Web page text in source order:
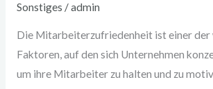
Sonstiges /admin
Die Mitarbeiterzufriedenheit ist einer der
Faktoren, auf den sich Unternehmen
um ihre Mitarbeiter zu halten und zu